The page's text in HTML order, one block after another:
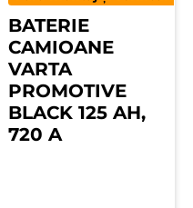
BATERIE
CAMIOANE
VARTA
PROMOTIVE
BLACK 125 AH,
720 A